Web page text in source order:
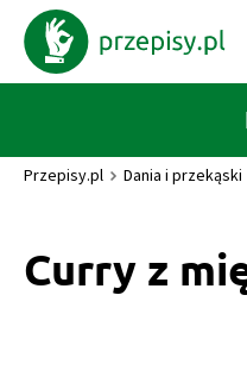
Przepisy.pl Dania i przekąski
Curry z